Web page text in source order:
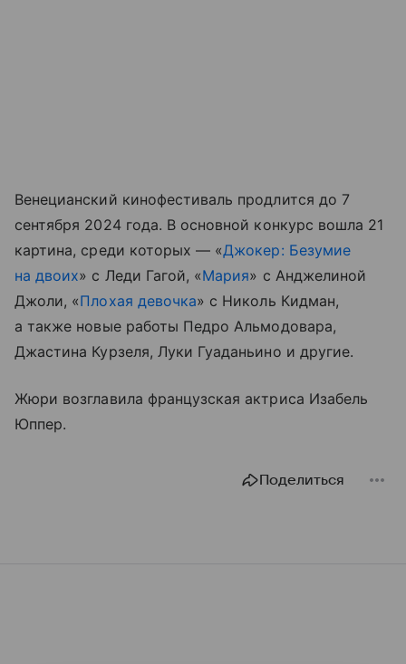
Венецианский кинофестиваль продлится до 7
сентября 2024 года. В основной конкурс вошла 21
картина, среди которых — «Джокер: Безумие
на двоих» с Леди Гагой, «Мария» с Анджелиной
Джоли, «Плохая девочка» с Николь Кидман,
а также новые работы Педро Альмодовара,
Джастина Курзеля, Луки Гуаданьино и другие.
Жюри возглавила французская актриса Изабель
Юппер.
Поделиться